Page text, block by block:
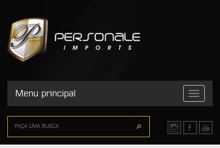
Toggle
Menu principal